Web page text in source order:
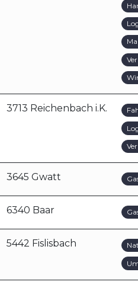
3713 Reichenbach i.K.
3645 Gwatt
6340 Baar
5442 Fislisbach